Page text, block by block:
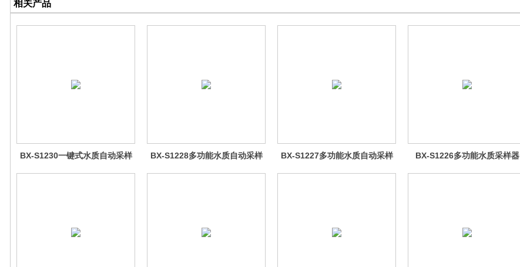
相关产品
BX-S1230一键式水质自动采样
BX-S1228多功能水质自动采样
BX-S1227多功能水质自动采样
BX-S1226多功能水质采样器